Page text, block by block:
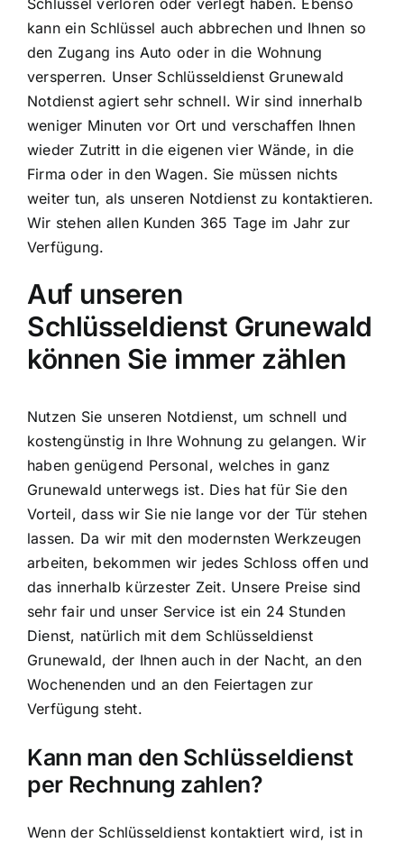
Schlüssel verloren oder verlegt haben. Ebenso
kann ein Schlüssel auch abbrechen und Ihnen so
den Zugang ins Auto oder in die Wohnung
versperren. Unser Schlüsseldienst Grunewald
Notdienst agiert sehr schnell. Wir sind innerhalb
weniger Minuten vor Ort und verschaffen Ihnen
wieder Zutritt in die eigenen vier Wände, in die
Firma oder in den Wagen. Sie müssen nichts
weiter tun, als unseren Notdienst zu kontaktieren.
Wir stehen allen Kunden 365 Tage im Jahr zur
Verfügung.
Auf unseren
Schlüsseldienst Grunewald
können Sie immer zählen
Nutzen Sie unseren Notdienst, um schnell und
kostengünstig in Ihre Wohnung zu gelangen. Wir
haben genügend Personal, welches in ganz
Grunewald unterwegs ist. Dies hat für Sie den
Vorteil, dass wir Sie nie lange vor der Tür stehen
lassen. Da wir mit den modernsten Werkzeugen
arbeiten, bekommen wir jedes Schloss offen und
das innerhalb kürzester Zeit. Unsere Preise sind
sehr fair und unser Service ist ein 24 Stunden
Dienst, natürlich mit dem Schlüsseldienst
Grunewald, der Ihnen auch in der Nacht, an den
Wochenenden und an den Feiertagen zur
Verfügung steht.
Kann man den Schlüsseldienst
per Rechnung zahlen?
Wenn der Schlüsseldienst kontaktiert wird, ist in